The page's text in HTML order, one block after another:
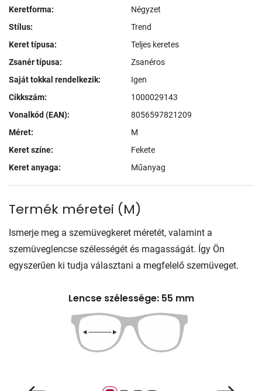
Keretforma:
Négyzet
Stílus:
Trend
Keret típusa:
Teljes keretes
Zsanér típusa:
Zsanéros
Saját tokkal rendelkezik:
Igen
Cikkszám:
1000029143
Vonalkód (EAN):
8056597821209
Méret:
M
Keret színe:
Fekete
Keret anyaga:
Műanyag
Termék méretei (M)
Ismerje meg a szemüvegkeret méretét, valamint a
szemüveglencse szélességét és magasságát. Így Ön
egyszerűen ki tudja választani a megfelelő szemüveget.
Lencse szélessége: 55 mm